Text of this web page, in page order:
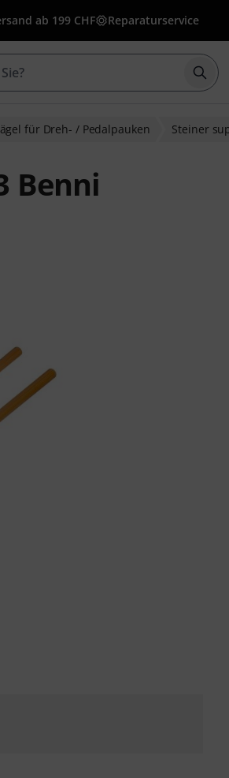
ab 199 CHF Reparaturservice
für Dreh- / Pedalpauken Steiner
Benni